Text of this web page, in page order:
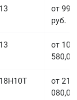
от 99
руб.
от 106
580,00
от 215
080,00